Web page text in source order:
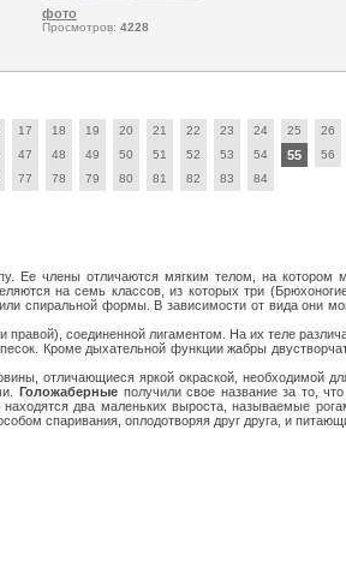
фото
Просмотров: 4228
17 18 19 20 21 22 23 24 25 26
47 48 49 50 51 52 53 54 55 56
77 78 79 80 81 82 83 84
Ее члены отличаются мягким телом, на котором
на семь классов, из которых три
спиральной формы. В зависимости от вида они
соединенной лигаментом. На их теле
Кроме дыхательной функции жабры
отличающиеся яркой окраской, необходимой
Голожаберныеполучили свое название за то,
два маленьких выроста, называемые
спаривания, оплодотворяя друг друга, и